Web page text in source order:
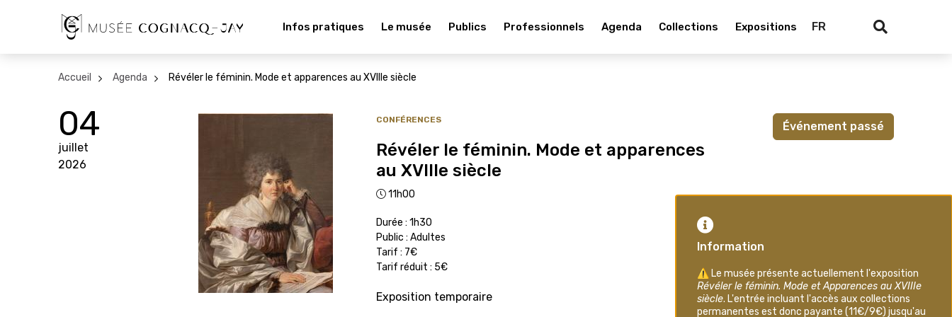
Infos pratiques Le musée Publics Professionnels Agenda Collections Expositions FR
Accueil Agenda Révéler le féminin. Mode et apparences au XVIIIe siècle
04
juillet
2026
CONFÉRENCES
Révéler le féminin. Mode et apparences
au XVIIIe siècle
11h00
Durée : 1h30
Public : Adultes
Tarif : 7€
Tarif réduit : 5€
Événement passé
Exposition temporaire